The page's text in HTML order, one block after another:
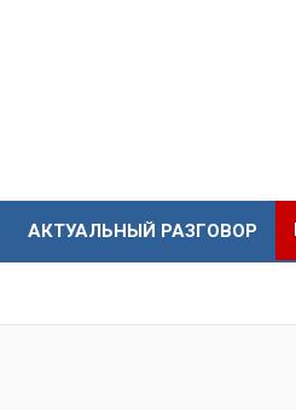
АКТУАЛЬНЫЙ РАЗГОВОР